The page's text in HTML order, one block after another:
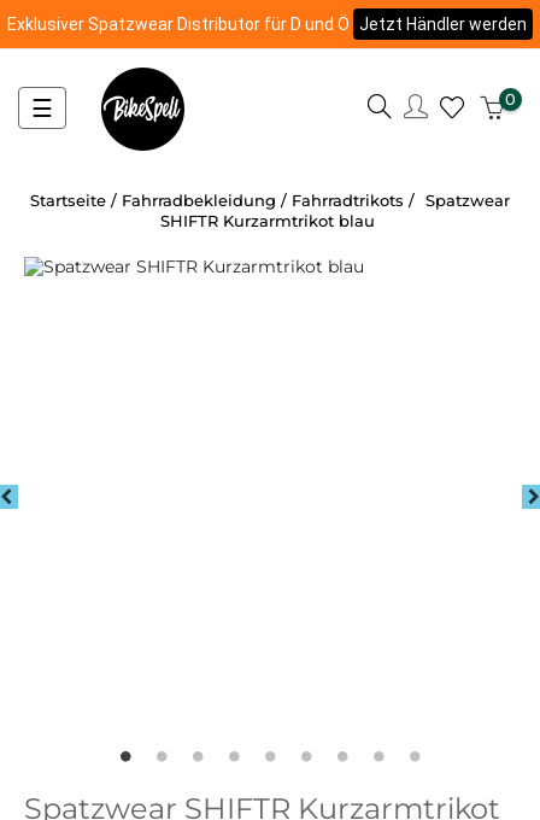
Exklusiver Spatzwear Distributor für D und Ö Jetzt Händler werden
Umschalten
der
Navigation
☰ 0
Startseite Fahrradbekleidung Fahrradtrikots
Spatzwear
SHIFTR Kurzarmtrikot blau
Spatzwear SHIFTR Kurzarmtrikot